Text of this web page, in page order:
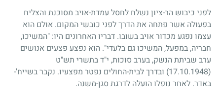
לפני כיבוש הר-ציון נשלח לחסל עמדת-אויב מסוכנת והצליח
בפעולה אשר פתחה את הדרך לפני כובשי המקום. אולם הוא
עצמו נפגע מכדור אויב בשובו. דבריו האחרונים היו: "המשיכו,
חבריה, במפעל, המשיכו גם בלעדי". הוא נפצע פצעים אנושים
ערב שביתת הנשק, בערב סוכות, י"ד בתשרי תש"ט
(17.10.1948)
ובדרך לבית-החולים נפטר מפצעיו. נקבר בשייח'-
באדר. לאחר נופלו הועלה לדרגת סגן-משנה.